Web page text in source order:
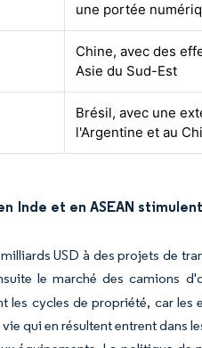
une portée
Chine, avec des
Asie du Sud-Est
Brésil, avec une
l'Argentine et au
Inde et en ASEAN
USD à des projets de
le marché des camions
cycles de propriété, car les
qui en résultent entrent dans